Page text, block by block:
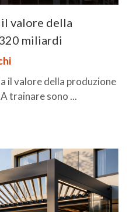
valore della
miliardi
il valore della produzione
trainare sono ...